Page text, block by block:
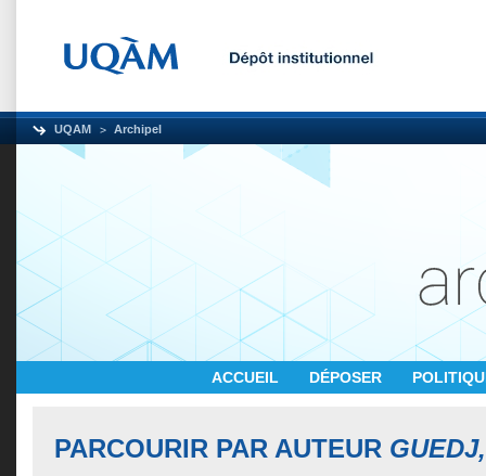
UQAM Archipel
ACCUEIL DÉPOSER
PARCOURIR PAR AUTEUR